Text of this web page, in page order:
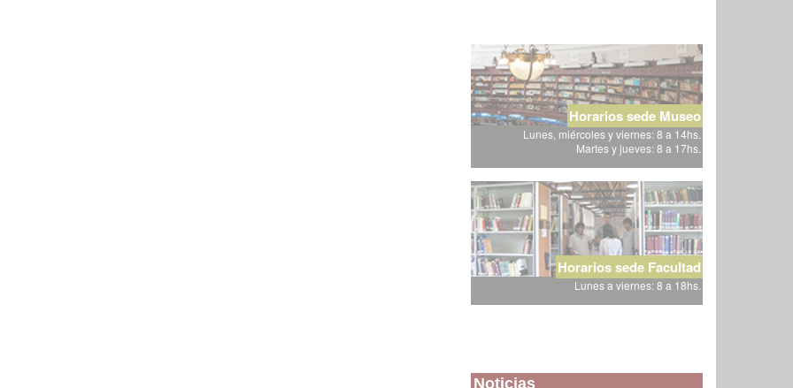
Horarios sede Museo
Lunes, miércoles y viernes: 8 a 14hs.
Martes y jueves: 8 a 17hs.
Horarios sede Facultad
Lunes a viernes: 8 a 18hs.
Noticias